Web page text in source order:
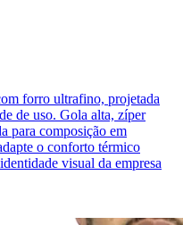
forro ultrafino, projetada
de uso. Gola alta, zíper
para composição em
o conforto térmico
visual da empresa